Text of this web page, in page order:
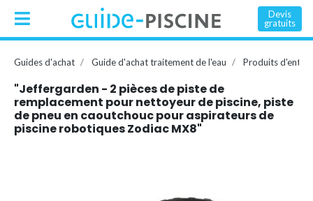
Devis
gratuits
Guides d'achat Guide d'achat traitement de l'eau Produits
"Jeffergarden - 2 pièces de piste de
remplacement pour nettoyeur de piscine, piste
de pneu en caoutchouc pour aspirateurs de
piscine robotiques Zodiac MX8"